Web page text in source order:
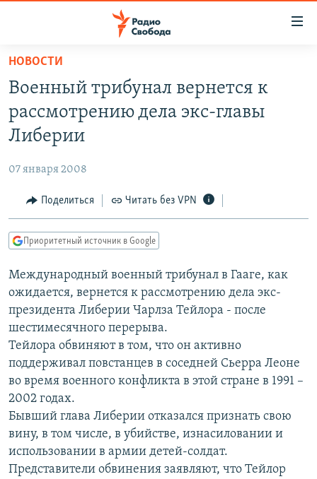
упрощенного
доступа
основному
Вернутся
Вернутся
поиску
АВТОРСКИЕ ПРОЕКТЫ
МНЕНИЯ
КУЛЬТУРА
КАВКАЗ.РЕАЛИИ
СЕВЕР.РЕАЛИИ
СИБИРЬ.РЕАЛИИ
РАСПИСАНИЕ ВЕЩАНИЯ
ПОДПИШИТЕСЬ НА РАССЫЛКУ
СОЦИАЛЬНЫЕ СЕТИ
НОВОСТИ
Военный трибунал вернется к
рассмотрению дела экс-главы
Либерии
07 января 2008
Поделиться Читать без VPN
Приоритетный источник в Google
Международный военный трибунал в Гааге, как
ожидается, вернется к рассмотрению дела экс-
президента Либерии Чарлза Тейлора - после
шестимесячного перерыва.
Тейлора обвиняют в том, что он активно
поддерживал повстанцев в соседней Сьерра Леоне
во время военного конфликта в этой стране в 1991 –
2002 годах.
Бывший глава Либерии отказался признать свою
вину, в том числе, в убийстве, изнасиловании и
использовании в армии детей-солдат.
Представители обвинения заявляют, что Тейлор